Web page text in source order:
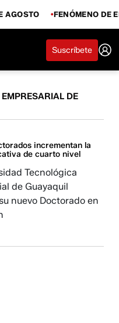
AGOSTO FENÓMENO DE
Suscríbete
DE
incrementan la
de cuarto nivel
Tecnológica
de Guayaquil
nuevo Doctorado en